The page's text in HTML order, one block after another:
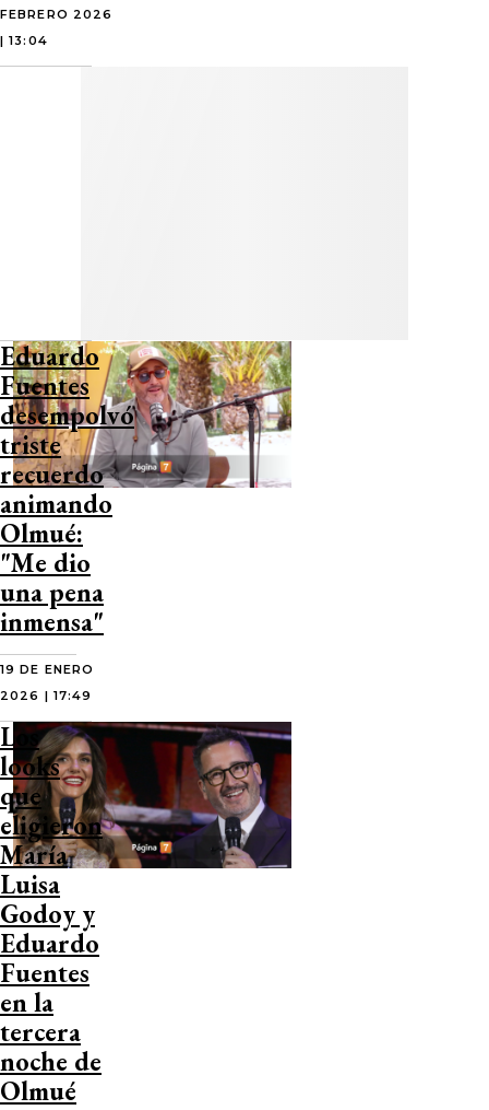
FEBRERO 2026
| 13:04
Eduardo
Fuentes
desempolvó
triste
recuerdo
animando
Olmué:
"Me dio
una pena
inmensa"
19 DE ENERO
2026 | 17:49
Los
looks
que
eligieron
María
Luisa
Godoy y
Eduardo
Fuentes
en la
tercera
noche de
Olmué